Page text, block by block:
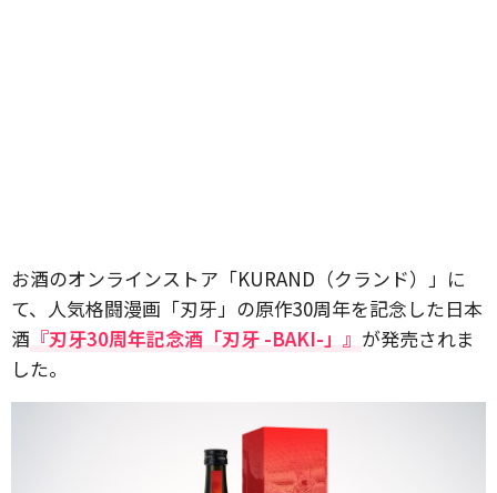
お酒のオンラインストア「KURAND（クランド）」に
て、人気格闘漫画「刃牙」の原作30周年を記念した日本
酒 『刃牙30周年記念酒「刃牙 -BAKI-」』 が発売されま
した。